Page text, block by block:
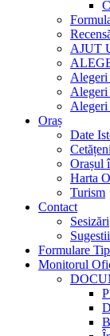
AJUT
Alegeri
Alegeri
Alegeri
Oraș
Date
Orașul
Harta
Turism
Contact
Sesizări
Formulare Tip
Monitorul